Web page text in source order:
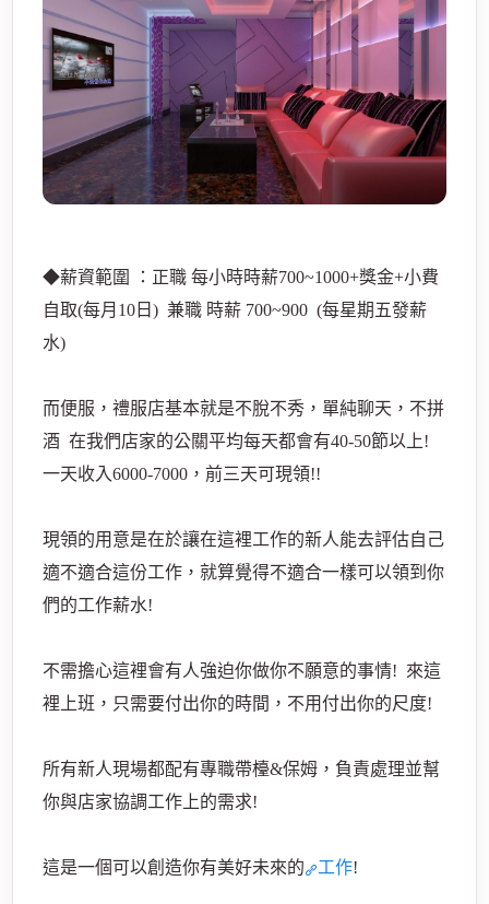
◆薪資範圍 ：正職 每小時時薪700~1000+獎金+小費
自取(每月10日) 兼職 時薪 700~900 (每星期五發薪
水)
而便服，禮服店基本就是不脫不秀，單純聊天，不拼
酒 在我們店家的公關平均每天都會有40-50節以上!
一天收入6000-7000，前三天可現領!!
現領的用意是在於讓在這裡工作的新人能去評估自己
適不適合這份工作，就算覺得不適合一樣可以領到你
們的工作薪水!
不需擔心這裡會有人強迫你做你不願意的事情! 來這
裡上班，只需要付出你的時間，不用付出你的尺度!
所有新人現場都配有專職帶檯&保姆，負責處理並幫
你與店家協調工作上的需求!
這是一個可以創造你有美好未來的 工作!